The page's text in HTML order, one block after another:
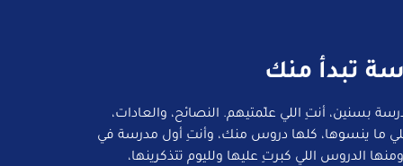
تبدأ منك
بسنين، أنتِ اللي علّمتيهم. النصائح، والعادات،
ما ينسوها، كلها دروس منك، وأنتِ أول مدرسة في
الدروس اللي كبرتِ عليها ولليوم تتذكرينها،